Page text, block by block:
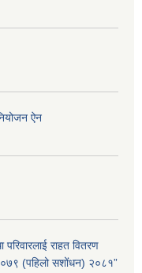
ऐन
परिवारलाई राहत वितरण
(पहिलो सशोंधन) २०८१”